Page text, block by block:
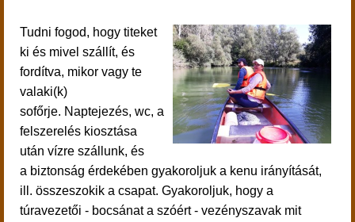
Tudni fogod, hogy titeket
ki és mivel szállít, és
fordítva, mikor vagy te
valaki(k)
sofőrje. Naptejezés, wc, a
felszerelés kiosztása
után vízre szállunk, és
a biztonság érdekében gyakoroljuk a kenu irányítását,
ill. összeszokik a csapat. Gyakoroljuk, hogy a
túravezetői - bocsánat a szóért - vezényszavak mit